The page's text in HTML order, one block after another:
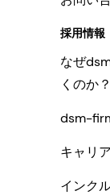
採用情報
なぜ
くのか？
dsm-
キャリ
インク